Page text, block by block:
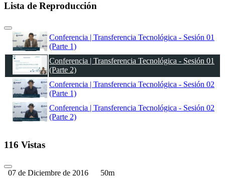
Lista de Reproducción
Conferencia | Transferencia Tecnológica - Sesión 01
(Parte 1)
Conferencia | Transferencia Tecnológica - Sesión 01
(Parte 2)
Conferencia | Transferencia Tecnológica - Sesión 02
(Parte 1)
Conferencia | Transferencia Tecnológica - Sesión 02
(Parte 2)
116 Vistas
07 de Diciembre de 2016 50m